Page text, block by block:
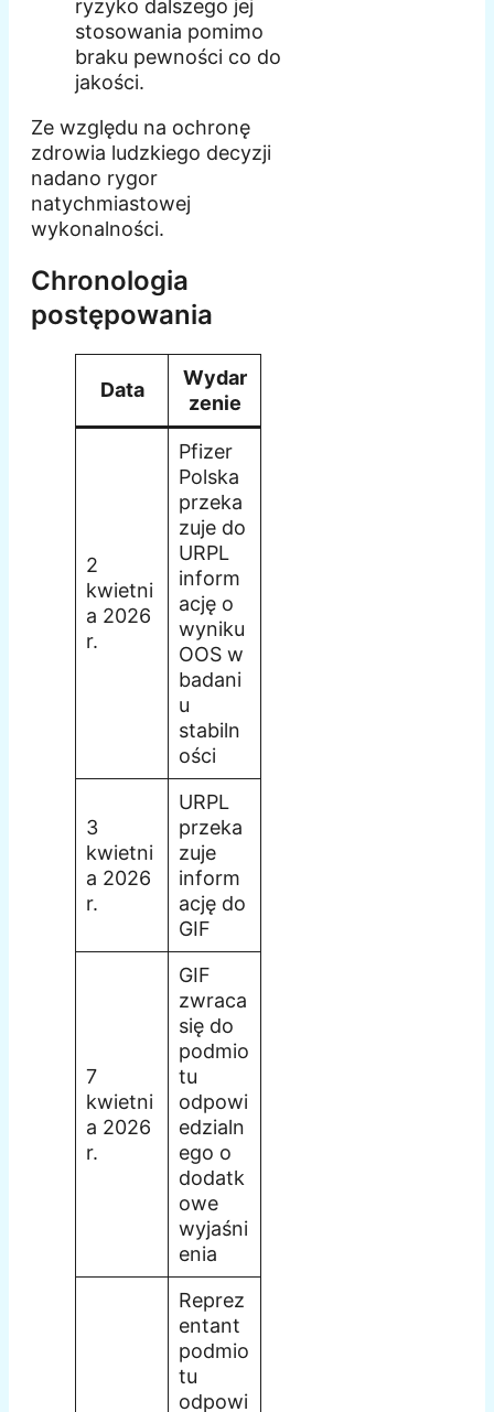
ryzyko dalszego jej
stosowania pomimo
braku pewności co do
jakości.
Ze względu na ochronę
zdrowia ludzkiego decyzji
nadano rygor
natychmiastowej
wykonalności.
Chronologia
postępowania
Data
Wydar
zenie
2
kwietni
a 2026
r.
Pfizer
Polska
przeka
zuje do
URPL
inform
ację o
wyniku
OOS w
badani
u
stabiln
ości
3
kwietni
a 2026
r.
URPL
przeka
zuje
inform
ację do
GIF
7
kwietni
a 2026
r.
GIF
zwraca
się do
podmio
tu
odpowi
edzialn
ego o
dodatk
owe
wyjaśni
enia
Reprez
entant
podmio
tu
odpowi